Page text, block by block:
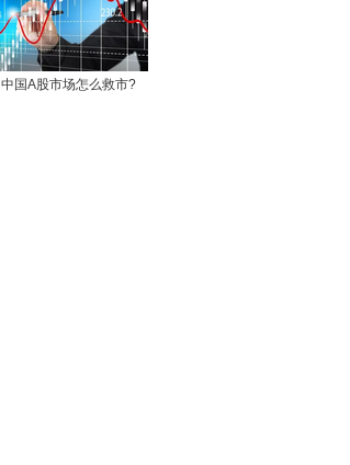
中国A股市场怎么救市?